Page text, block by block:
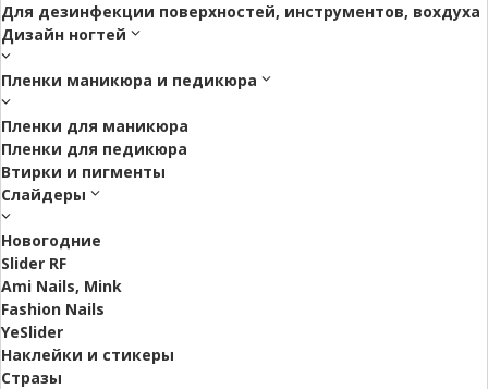
Для дезинфекции поверхностей, инструментов, вохдуха
Дизайн ногтей
Пленки маникюра и педикюра
Пленки для маникюра
Пленки для педикюра
Втирки и пигменты
Слайдеры
Новогодние
Slider RF
Ami Nails, Mink
Fashion Nails
YeSlider
Наклейки и стикеры
Стразы